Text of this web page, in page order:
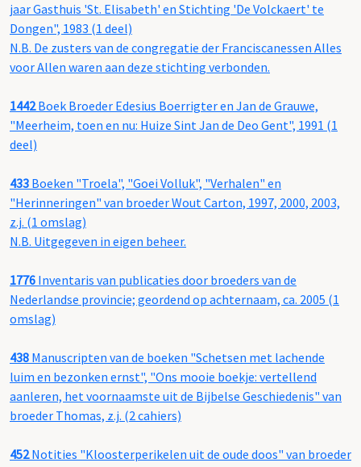
jaar Gasthuis 'St. Elisabeth' en Stichting 'De Volckaert' te
Dongen", 1983 (1 deel)
N.B. De zusters van de congregatie der Franciscanessen Alles
voor Allen waren aan deze stichting verbonden.
1442Boek Broeder Edesius Boerrigter en Jan de Grauwe,
"Meerheim, toen en nu: Huize Sint Jan de Deo Gent", 1991 (1
deel)
433 Boeken "Troela", "Goei Volluk", "Verhalen" en
"Herinneringen" van broeder Wout Carton, 1997, 2000, 2003,
z.j. (1 omslag)
N.B. Uitgegeven in eigen beheer.
1776 Inventaris van publicaties door broeders van de
Nederlandse provincie; geordend op achternaam, ca. 2005 (1
omslag)
438 Manuscripten van de boeken "Schetsen met lachende
luim en bezonken ernst", "Ons mooie boekje: vertellend
aanleren, het voornaamste uit de Bijbelse Geschiedenis" van
broeder Thomas, z.j. (2 cahiers)
452Notities "Kloosterperikelen uit de oude doos" van broeder